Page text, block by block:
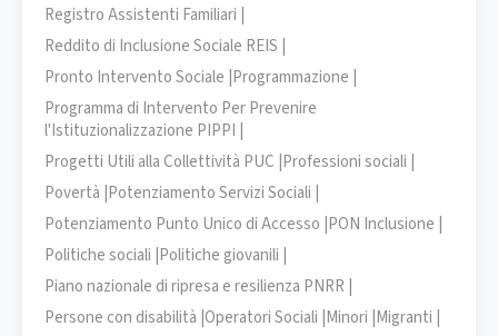
Registro Assistenti Familiari |
Reddito di Inclusione Sociale REIS |
Pronto Intervento Sociale | Programmazione |
Programma di Intervento Per Prevenire
l'Istituzionalizzazione PIPPI |
Progetti Utili alla Collettività PUC | Professioni sociali |
Povertà | Potenziamento Servizi Sociali |
Potenziamento Punto Unico di Accesso | PON Inclusione |
Politiche sociali | Politiche giovanili |
Piano nazionale di ripresa e resilienza PNRR |
Persone con disabilità | Operatori Sociali | Minori | Migranti |